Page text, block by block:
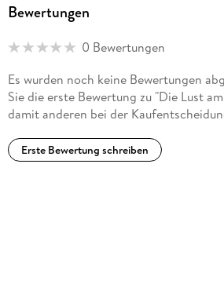
Bewertungen
0 Bewertungen
Es wurden noch keine Bewertungen
Sie die erste Bewertung zu "Die Lust
damit anderen bei der
Erste Bewertung schreiben